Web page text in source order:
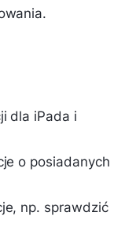
dla iPada i
o posiadanych
np. sprawdzić